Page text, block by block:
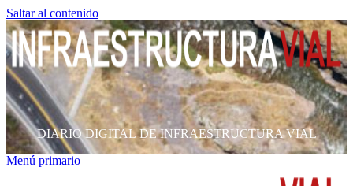
Saltar al contenido
DIARIO DIGITAL DE INFRAESTRUCTURA VIAL
Menú primario